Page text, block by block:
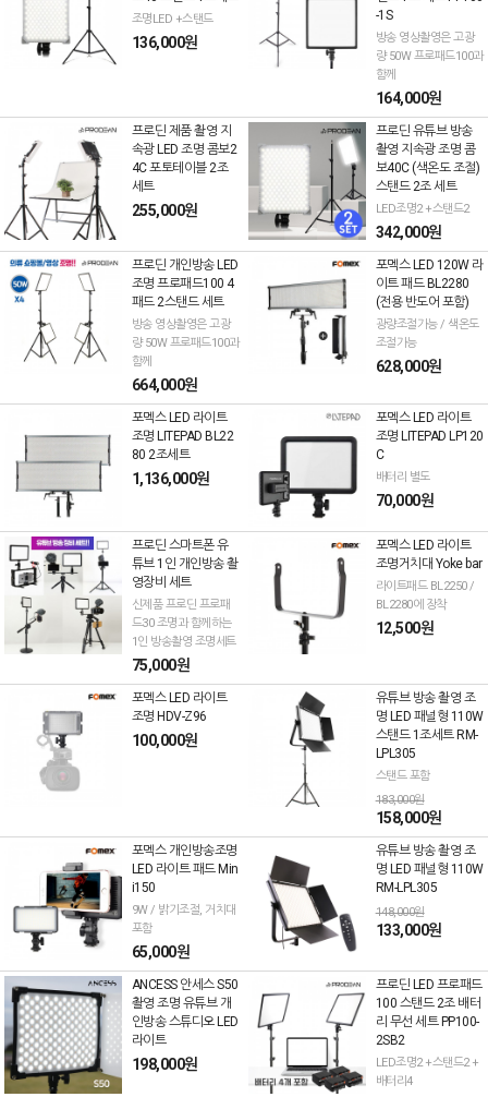
조명LED +스탠드
136,000원
-1S
방송 영상촬영은 고광
량 50W 프로패드100과
함께
164,000원
프로딘 제품 촬영 지
속광 LED 조명 콤보2
4C 포토테이블 2조
세트
255,000원
프로딘 유튜브 방송
촬영 지속광 조명 콤
보40C (색온도 조절)
스탠드 2조 세트
LED조명2 +스탠드2
342,000원
프로딘 개인방송 LED
조명 프로패드100 4
패드 2스탠드 세트
방송 영상촬영은 고광
량 50W 프로패드100과
함께
664,000원
포멕스 LED 120W 라
이트 패드 BL2280
(전용 반도어 포함)
광량조절가능 / 색온도
조절가능
628,000원
포멕스 LED 라이트
조명 LITEPAD BL22
80 2조세트
1,136,000원
포멕스 LED 라이트
조명 LITEPAD LP120
C
배터리 별도
70,000원
프로딘 스마트폰 유
튜브 1인 개인방송 촬
영장비 세트
신제품 프로딘 프로패
드30 조명과 함께하는
1인 방송촬영 조명세트
75,000원
포멕스 LED 라이트
조명거치대 Yoke bar
라이트패드 BL2250 /
BL2280에 장착
12,500원
포멕스 LED 라이트
조명 HDV-Z96
100,000원
유튜브 방송 촬영 조
명 LED 패널형 110W
스탠드 1조세트 RM-
LPL305
스탠드 포함
183,000원
158,000원
포멕스 개인방송조명
LED 라이트 패드 Min
i150
9W / 밝기조절, 거치대
포함
65,000원
유튜브 방송 촬영 조
명 LED 패널형 110W
RM-LPL305
148,000원
133,000원
ANCESS 안세스 S50
촬영 조명 유튜브 개
인방송 스튜디오 LED
라이트
198,000원
프로딘 LED 프로패드
100 스탠드 2조 배터
리 무선 세트 PP100-
2SB2
LED조명2 +스탠드2 +
배터리4